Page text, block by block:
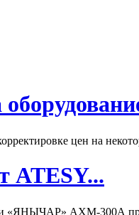
цен на
ATESY...
«ЯНЫЧАР» АХМ-300А